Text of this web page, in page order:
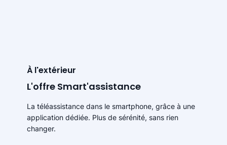
À l'extérieur
L'offre Smart'assistance
La téléassistance dans le smartphone, grâce à une
application dédiée. Plus de sérénité, sans rien
changer.